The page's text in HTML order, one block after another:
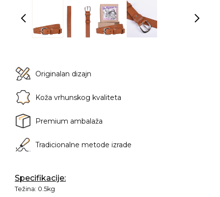
Originalan dizajn
Koža vrhunskog kvaliteta
Premium ambalaža
Tradicionalne metode izrade
Specifikacije:
Težina: 0.5kg